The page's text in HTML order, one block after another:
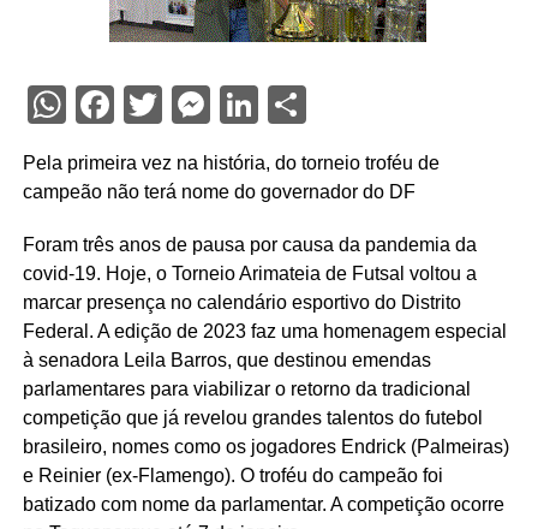
WhatsApp
Facebook
Twitter
Messenger
LinkedIn
Share
Pela primeira vez na história, do torneio troféu de
campeão não terá nome do governador do DF
Foram três anos de pausa por causa da pandemia da
covid-19. Hoje, o Torneio Arimateia de Futsal voltou a
marcar presença no calendário esportivo do Distrito
Federal. A edição de 2023 faz uma homenagem especial
à senadora Leila Barros, que destinou emendas
parlamentares para viabilizar o retorno da tradicional
competição que já revelou grandes talentos do futebol
brasileiro, nomes como os jogadores Endrick (Palmeiras)
e Reinier (ex-Flamengo). O troféu do campeão foi
batizado com nome da parlamentar. A competição ocorre